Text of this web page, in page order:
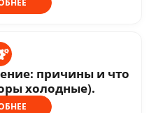
причины и что
холодные).